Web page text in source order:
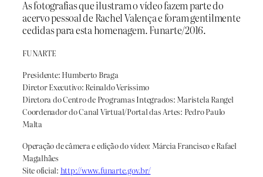
As fotografias que ilustram o vídeo fazem parte do
acervo pessoal de Rachel Valença e foram gentilmente
cedidas para esta homenagem. Funarte/2016.
FUNARTE
Presidente: Humberto Braga
Diretor Executivo: Reinaldo Veríssimo
Diretora do Centro de Programas Integrados: Maristela Rangel
Coordenador do Canal Virtual/Portal das Artes: Pedro Paulo
Malta
Operação de câmera e edição do vídeo: Márcia Francisco e Rafael
Magalhães
Site oficial: http://www.funarte.gov.br/